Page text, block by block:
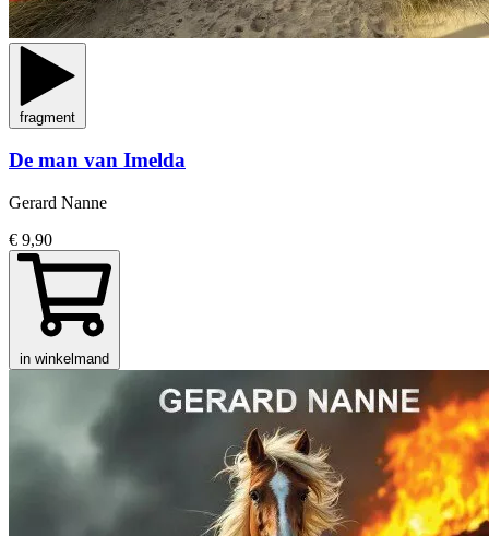
fragment
De man van Imelda
Gerard Nanne
€ 9,90
in winkelmand